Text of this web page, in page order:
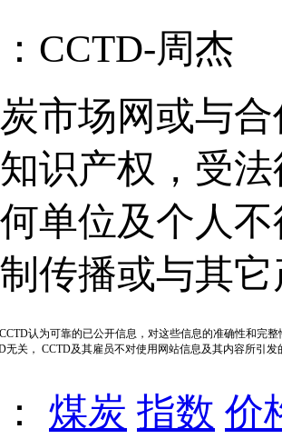
CCTD-周杰
市场网或与
识产权，受
单位及个人
传播或与其
认为可靠的已公开信息，对这些信息的准确性和完
无关， CCTD及其雇员不对使用网站信息及其内容所引
煤炭 指数 价